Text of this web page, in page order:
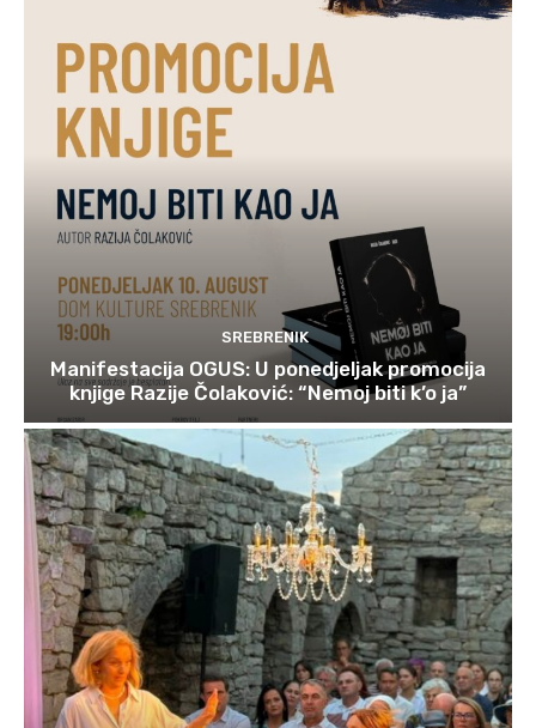
SREBRENIK
Manifestacija OGUS: U ponedjeljak promocija
knjige Razije Čolaković: “Nemoj biti k’o ja”